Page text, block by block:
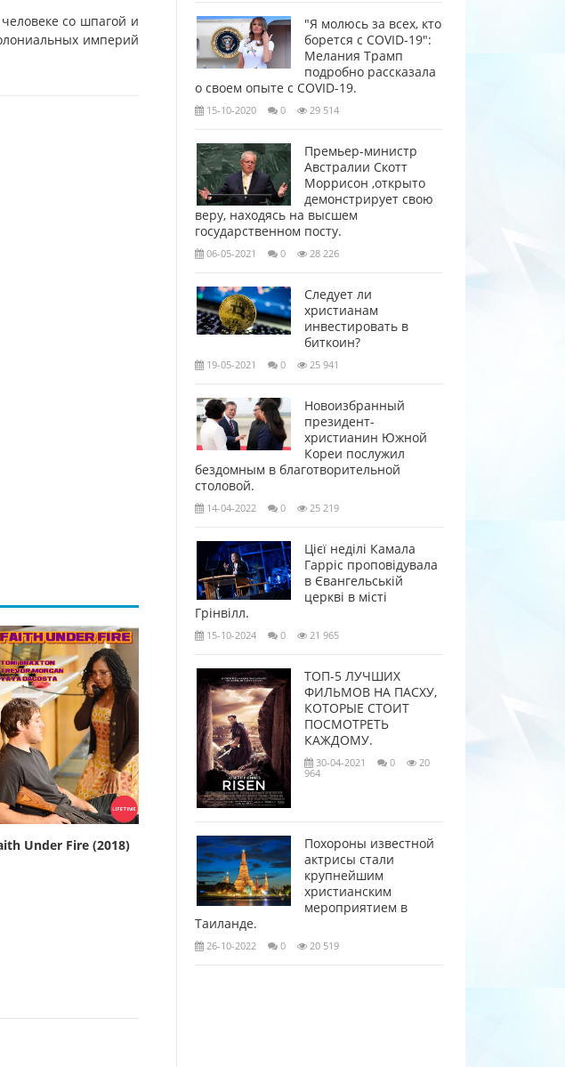
со шпагой и
империй
Under Fire (2018)
"Я молюсь за всех, кто
борется с COVID-19":
Мелания Трамп
подробно рассказала
о своем опыте с COVID-19.
15-10-2020 0 29 514
Премьер-министр
Австралии Скотт
Моррисон ,открыто
демонстрирует свою
веру, находясь на высшем
государственном посту.
06-05-2021 0 28 226
Следует ли
христианам
инвестировать в
биткоин?
19-05-2021 0 25 941
Новоизбранный
президент-
христианин Южной
Кореи послужил
бездомным в благотворительной
столовой.
14-04-2022 0 25 219
Цієї неділі Камала
Гарріс проповідувала
в Євангельській
церкві в місті
Грінвілл.
15-10-2024 0 21 965
ТОП-5 ЛУЧШИХ
ФИЛЬМОВ НА ПАСХУ,
КОТОРЫЕ СТОИТ
ПОСМОТРЕТЬ
КАЖДОМУ.
30-04-2021 0
20
964
Похороны известной
актрисы стали
крупнейшим
христианским
мероприятием в
Таиланде.
26-10-2022 0 20 519